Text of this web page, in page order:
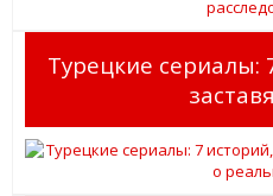
Турецкие сериалы: